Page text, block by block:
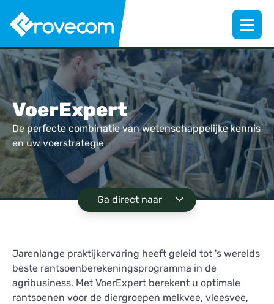
VoerExpert
De perfecte combinatie van wetenschappelijke kennis
en uw voerstrategie
Ga direct naar
Jarenlange praktijkervaring heeft geleid tot 's werelds
beste rantsoenberekeningsprogramma in de
agribusiness. Met VoerExpert berekent u optimale
rantsoenen voor de diergroepen melkvee, vleesvee,